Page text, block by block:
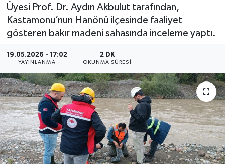
Üyesi Prof. Dr. Aydın Akbulut tarafından,
Kastamonu’nun Hanönü ilçesinde faaliyet
gösteren bakır madeni sahasında inceleme yaptı.
19.05.2026 - 17:02
YAYINLANMA
2 DK
OKUNMA SÜRESI
Bozkurt Haberleri
Çatalzeytin Haberleri
Cide Haberleri
Daday Haberleri
Devrekani Haberleri
Doğanyurt Haberleri
Hanönü Haberleri